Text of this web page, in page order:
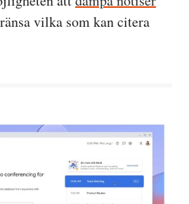
vilka som kan citera